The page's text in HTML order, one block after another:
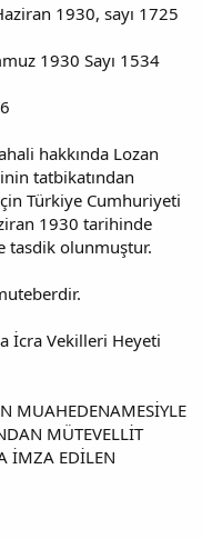
1930, sayı 1725
1930 Sayı 1534
hakkında Lozan
tatbikatından
Türkiye Cumhuriyeti
1930 tarihinde
tasdik olunmuştur.
İcra Vekilleri Heyeti
MUAHEDENAMESİYLE
MÜTEVELLİT
İMZA EDİLEN